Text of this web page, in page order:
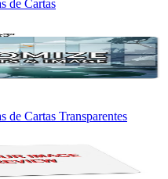
de Cartas
de Cartas Transparentes